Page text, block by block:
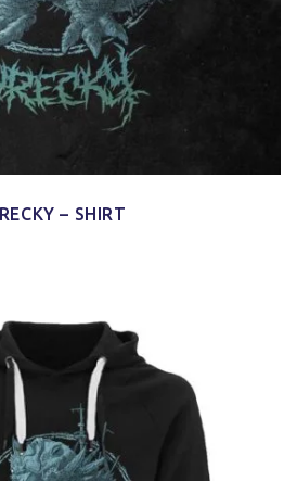
– SHIRT